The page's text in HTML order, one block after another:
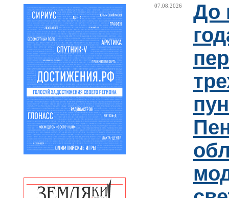
07.08.2026
До